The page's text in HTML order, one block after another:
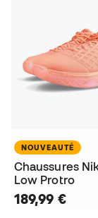
NOUVEAUTÉ
Chaussures
Low Protro
189,99 €